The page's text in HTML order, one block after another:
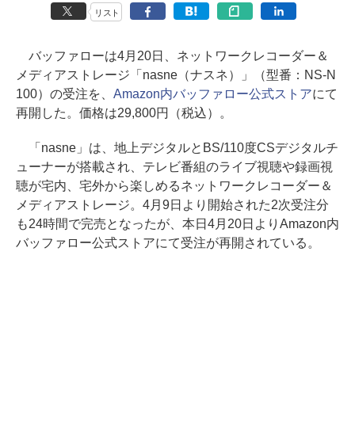
リスト
バッファローは4月20日、ネットワークレコーダー＆
メディアストレージ「nasne（ナスネ）」（型番：NS-N
100）の受注を、 Amazon内バッファロー公式ストアにて
再開した。価格は29,800円（税込）。
「nasne」は、地上デジタルとBS/110度CSデジタルチ
ューナーが搭載され、テレビ番組のライブ視聴や録画視
聴が宅内、宅外から楽しめるネットワークレコーダー＆
メディアストレージ。4月9日より開始された2次受注分
も24時間で完売となったが、本日4月20日よりAmazon内
バッファロー公式ストアにて受注が再開されている。